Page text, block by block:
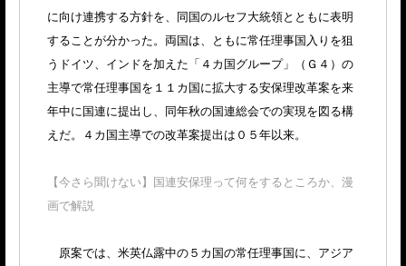
に向け連携する方針を、同国のルセフ大統領とともに表明
することが分かった。両国は、ともに常任理事国入りを狙
うドイツ、インドを加えた「４カ国グループ」（Ｇ４）の
主導で常任理事国を１１カ国に拡大する安保理改革案を来
年中に国連に提出し、同年秋の国連総会での実現を図る構
えだ。４カ国主導での改革案提出は０５年以来。
【今さら聞けない】国連安保理って何をするところか、漫
画で解説
原案では、米英仏露中の５カ国の常任理事国に、アジア